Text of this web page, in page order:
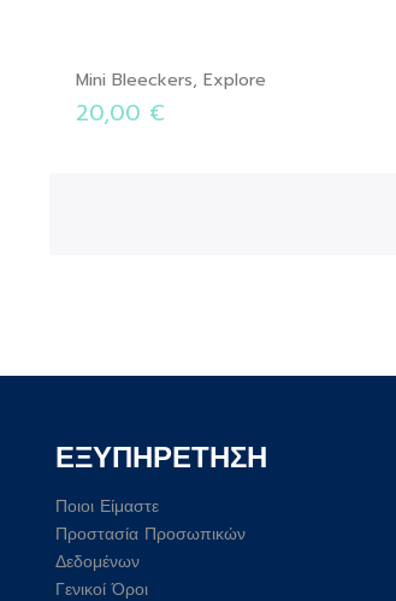
Mini Bleeckers, Explore
20,00 €
ΕΞΥΠΗΡΕΤΗΣΗ
Ποιοι Είμαστε
Προστασία Προσωπικών
Δεδομένων
Γενικοί Όροι